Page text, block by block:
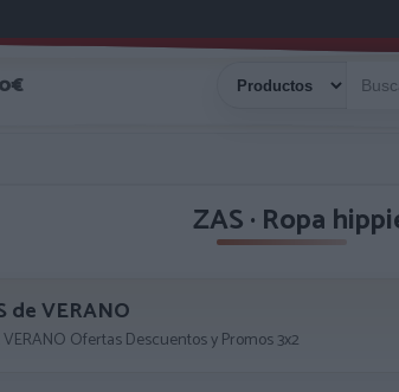
ZAS · Ropa
de VERANO
VERANO Ofertas Descuentos y Promos 3x2